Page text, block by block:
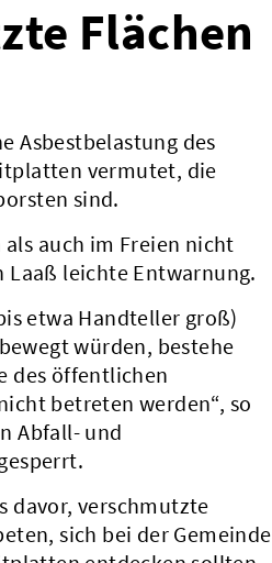
Flächen
Asbestbelastung des
vermutet, die
sind.
auch im Freien nicht
Laaß leichte Entwarnung.
etwa Handteller groß)
würden, bestehe
des öffentlichen
betreten werden“, so
Abfall- und
davor, verschmutzte
sich bei der Gemeinde